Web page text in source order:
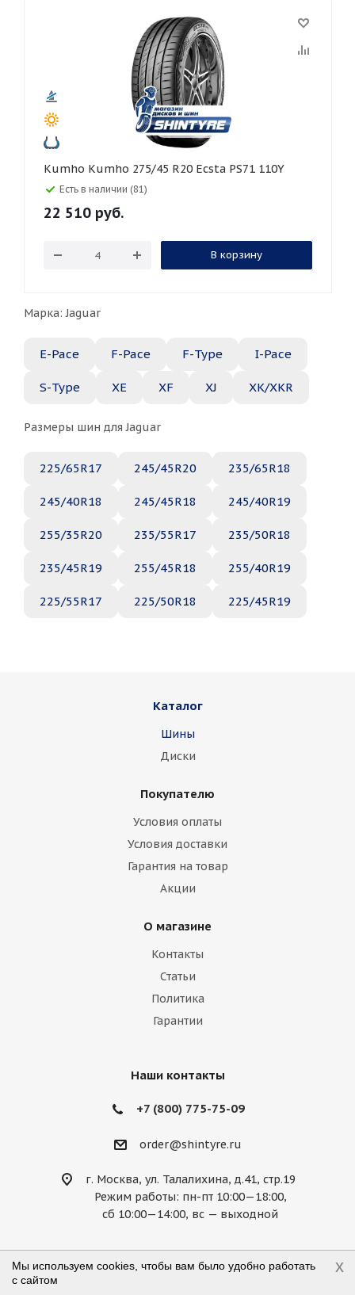
Kumho Kumho 275/45 R20 Ecsta PS71 110Y
Есть в наличии (81)
22 510 руб.
В корзину
Марка: Jaguar
E-Pace F-Pace F-Type I-Pace
S-Type XE XF XJ XK/XKR
Размеры шин для Jaguar
225/65R17 245/45R20 235/65R18
245/40R18 245/45R18 245/40R19
255/35R20 235/55R17 235/50R18
235/45R19 255/45R18 255/40R19
225/55R17 225/50R18 225/45R19
Каталог
Шины
Диски
Покупателю
Условия оплаты
Условия доставки
Гарантия на товар
Акции
О магазине
Контакты
Статьи
Политика
Гарантии
Наши контакты
+7 (800) 775-75-09
order@shintyre.ru
г. Москва, ул. Талалихина, д.41, стр.19
Режим работы: пн-пт 10:00—18:00,
сб 10:00—14:00, вс — выходной
Мы используем cookies, чтобы вам было удобно работать
с сайтом
x